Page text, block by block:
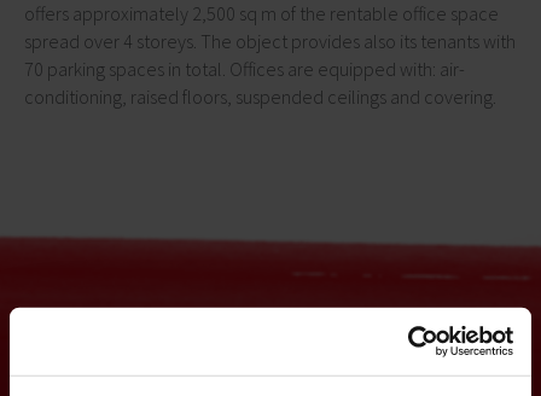
offers approximately 2,500 sq m of the rentable office space
spread over 4 storeys. The object provides also its tenants with
70 parking spaces in total. Offices are equipped with: air-
conditioning, raised floors, suspended ceilings and covering.
Are you interested in this offer?